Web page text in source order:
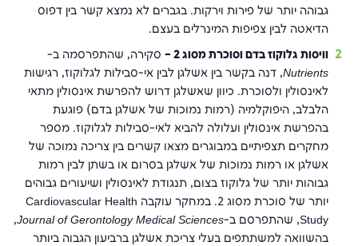
גבוהה יותר של פירות וירקות. בגברים לא נמצא קשר בין דפוס
הדיאטה לבין צפיפות המינרלים בעצם.
וויסות גלוקוז בדם וסוכרת מסוג 2 –סקירה, שהתפרסמה ב-
Nutrients, דנה בקשר בין אשלגן לבין אי-סבילות לגלוקוז, רגישות
לאינסולין ולסוכרת. כיוון שאשלגן דרוש להפרשת אינסולין מתאי
הלבלב, היפוקלמיה (רמות נמוכות של אשלגן בדם) פוגעת
בהפרשת אינסולין ועלולה להביא לאי-סבילות לגלוקוז. מספר
מחקרים תצפיתיים במבוגרים מצאו קשרים בין צריכה נמוכה של
אשלגן או רמות נמוכות של אשלגן בסרום או בשתן לבין רמות
גבוהות יותר של גלוקוז בצום, תנגודת לאינסולין ושיעורים גבוהים
יותר של סוכרת מסוג 2. במחקר עוקבה Cardiovascular Health
Study, שהתפרסם ב-
Journal of Gerontology Medical Sciences
,
בהשוואה למשתתפים בעלי צריכת אשלגן ברביעון הגבוה ביותר